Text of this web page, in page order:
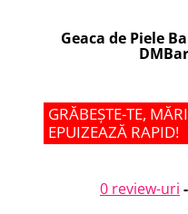
Geaca de Piele
GRĂBEȘTE-TE,
EPUIZEAZĂ RAPID!
0 review-uri -